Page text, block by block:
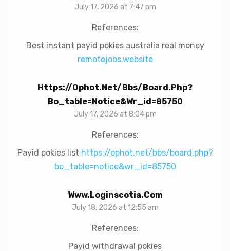
July 17, 2026 at 7:47 pm
References:
Best instant payid pokies australia real money
remotejobs.website
Https://ophot.net/bbs/board.php?
Bo_table=notice&wr_id=85750
July 17, 2026 at 8:04 pm
References:
Payid pokies list https://ophot.net/bbs/board.php?
bo_table=notice&wr_id=85750
Www.loginscotia.com
July 18, 2026 at 12:55 am
References:
Payid withdrawal pokies